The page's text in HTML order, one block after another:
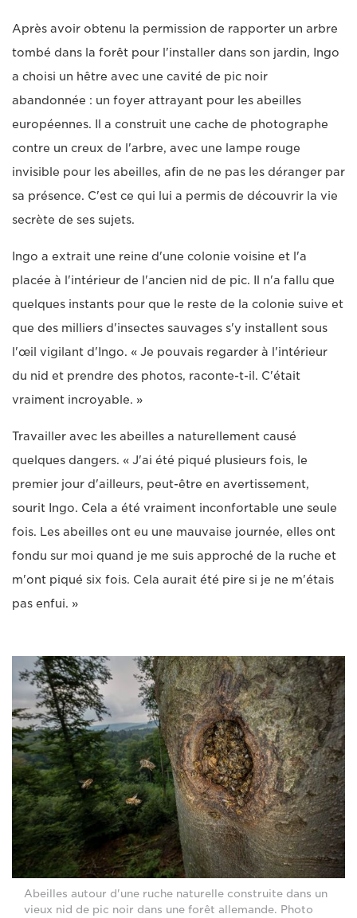
Après avoir obtenu la permission de rapporter un arbre
tombé dans la forêt pour l'installer dans son jardin, Ingo
a choisi un hêtre avec une cavité de pic noir
abandonnée : un foyer attrayant pour les abeilles
européennes. Il a construit une cache de photographe
contre un creux de l'arbre, avec une lampe rouge
invisible pour les abeilles, afin de ne pas les déranger par
sa présence. C'est ce qui lui a permis de découvrir la vie
secrète de ses sujets.
Ingo a extrait une reine d'une colonie voisine et l'a
placée à l'intérieur de l'ancien nid de pic. Il n'a fallu que
quelques instants pour que le reste de la colonie suive et
que des milliers d'insectes sauvages s'y installent sous
l'œil vigilant d'Ingo. « Je pouvais regarder à l'intérieur
du nid et prendre des photos, raconte-t-il. C'était
vraiment incroyable. »
Travailler avec les abeilles a naturellement causé
quelques dangers. « J'ai été piqué plusieurs fois, le
premier jour d'ailleurs, peut-être en avertissement,
sourit Ingo. Cela a été vraiment inconfortable une seule
fois. Les abeilles ont eu une mauvaise journée, elles ont
fondu sur moi quand je me suis approché de la ruche et
m'ont piqué six fois. Cela aurait été pire si je ne m'étais
pas enfui. »
Abeilles autour d'une ruche naturelle construite dans un
vieux nid de pic noir dans une forêt allemande. Photo